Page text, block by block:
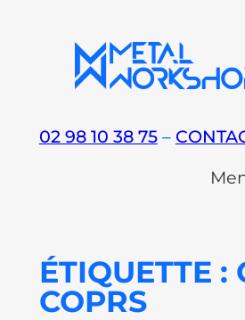
contenu
02 98 10 38 75–
ÉTIQUETTE :
COPRS